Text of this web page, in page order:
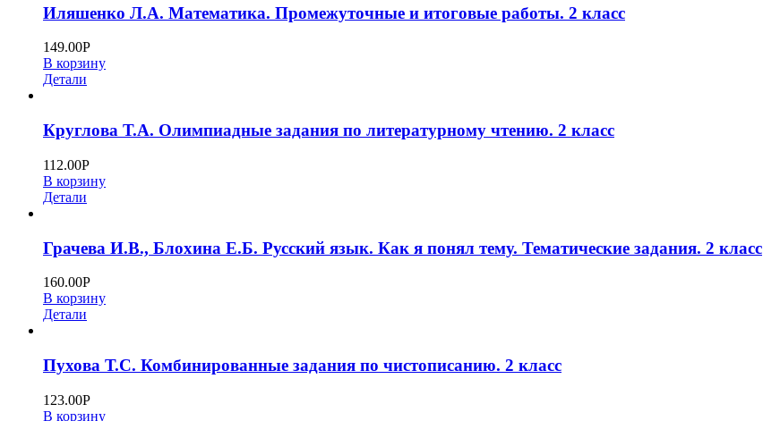
Иляшенко Л.А. Математика. Промежуточные и итоговые работы. 2 класс
149.00Р
В корзину
Детали
Круглова Т.А. Олимпиадные задания по литературному чтению. 2 класс
112.00Р
В корзину
Детали
Грачева И.В., Блохина Е.Б. Русский язык. Как я понял тему. Тематические задания. 2 класс
160.00Р
В корзину
Детали
Пухова Т.С. Комбинированные задания по чистописанию. 2 класс
123.00Р
В корзину